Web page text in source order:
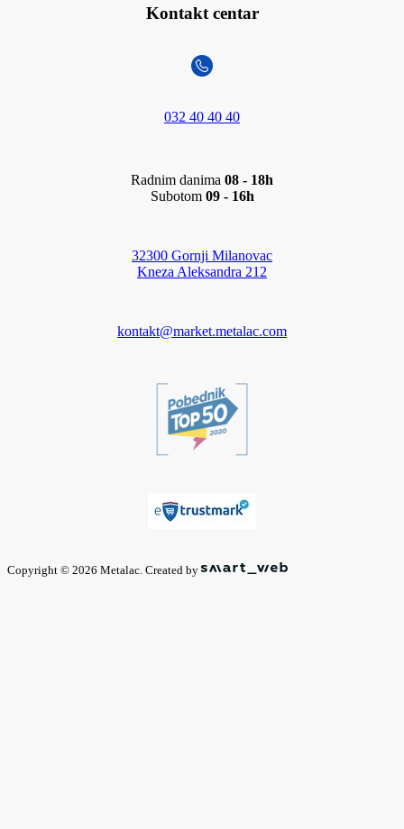
Kontakt centar
032 40 40 40
Radnim danima 08 - 18h
Subotom 09 - 16h
32300 Gornji Milanovac
Kneza Aleksandra 212
kontakt@market.metalac.com
Copyright © 2026 Metalac. Created by